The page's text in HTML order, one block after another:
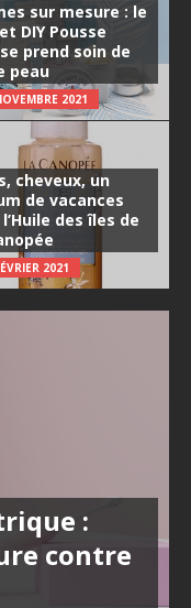
sur mesure : le
DIY Pousse
prend soin de
peau
2021
cheveux, un
de vacances
des îles de
2021
:
contre